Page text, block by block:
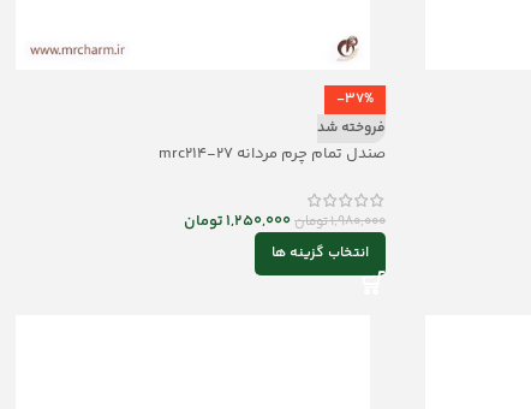
-37%
فروخته شد
صندل تمام چرم مردانه mrc214-27
1,980,000تومان1,250,000تومان
انتخاب گزینه ها